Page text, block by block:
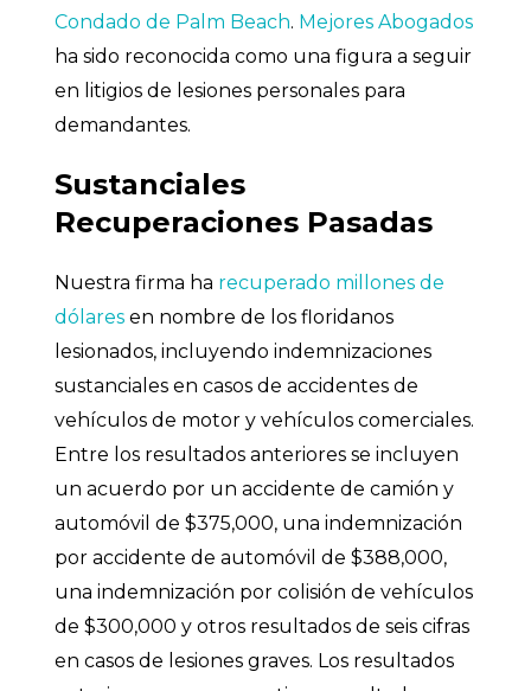
Condado de Palm Beach. Mejores Abogados
ha sido reconocida como una figura a seguir
en litigios de lesiones personales para
demandantes.
Sustanciales
Recuperaciones Pasadas
Nuestra firma ha recuperado millones de
dólares en nombre de los floridanos
lesionados, incluyendo indemnizaciones
sustanciales en casos de accidentes de
vehículos de motor y vehículos comerciales.
Entre los resultados anteriores se incluyen
un acuerdo por un accidente de camión y
automóvil de $375,000, una indemnización
por accidente de automóvil de $388,000,
una indemnización por colisión de vehículos
de $300,000 y otros resultados de seis cifras
en casos de lesiones graves. Los resultados